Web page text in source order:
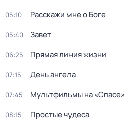
05:10 Расскажи мне о Боге
05:40 Завет
06:25 Прямая линия жизни
07:15 День ангела
07:45 Мультфильмы на «Спасе»
08:15 Простые чудеса